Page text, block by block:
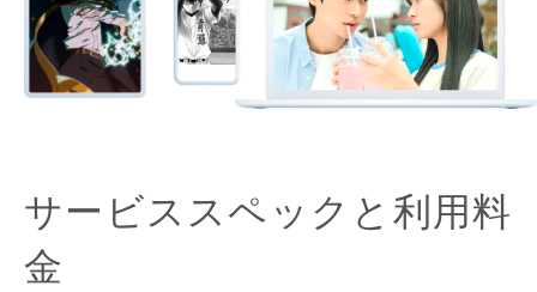
サービススペックと利用料
金